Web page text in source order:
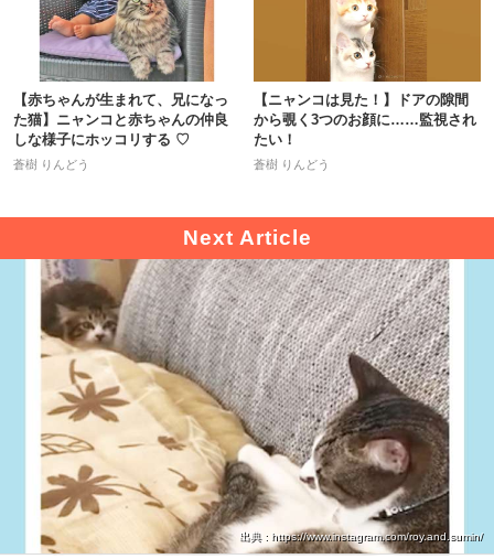
【赤ちゃんが生まれて、兄になっ
た猫】ニャンコと赤ちゃんの仲良
しな様子にホッコリする ♡
蒼樹 りんどう
【ニャンコは見た！】ドアの隙間
から覗く3つのお顔に……監視され
たい！
蒼樹 りんどう
出典 : https://www.instagram.com/roy.and.sumin/